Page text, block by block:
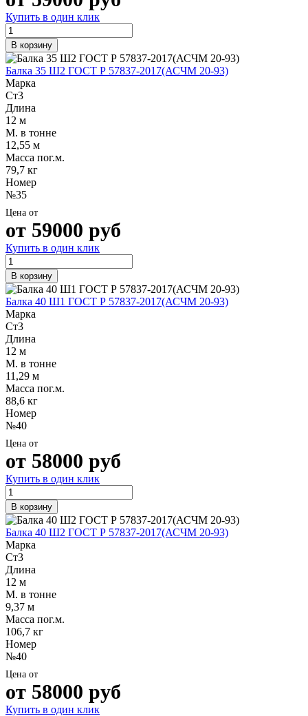
Купить в один клик
В корзину
Балка 35 Ш2 ГОСТ Р 57837-2017(АСЧМ 20-93)
Марка
Ст3
Длина
12 м
М. в тонне
12,55 м
Масса пог.м.
79,7 кг
Номер
№35
Цена от
от 59000 руб
Купить в один клик
В корзину
Балка 40 Ш1 ГОСТ Р 57837-2017(АСЧМ 20-93)
Марка
Ст3
Длина
12 м
М. в тонне
11,29 м
Масса пог.м.
88,6 кг
Номер
№40
Цена от
от 58000 руб
Купить в один клик
В корзину
Балка 40 Ш2 ГОСТ Р 57837-2017(АСЧМ 20-93)
Марка
Ст3
Длина
12 м
М. в тонне
9,37 м
Масса пог.м.
106,7 кг
Номер
№40
Цена от
от 58000 руб
Купить в один клик